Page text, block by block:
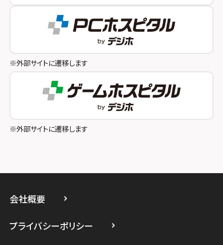
スマホスピタル テルル成増
スマホスピタル池袋
スマホスピタル八王子
スマホスピタル町田
スマホスピタル吉祥寺
スマホスピタル立川
スマホスピタル たまプラーザ駅前
スマホスピタル奈良生駒
スマホスピタル和歌山
※外部サイトに遷移します
※外部サイトに遷移します
会社概要
プライバシーポリシー